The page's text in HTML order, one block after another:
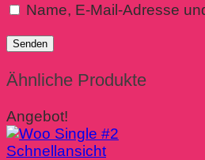
Name, E-Mail-Adresse
Ähnliche Produkte
Angebot!
Schnellansicht